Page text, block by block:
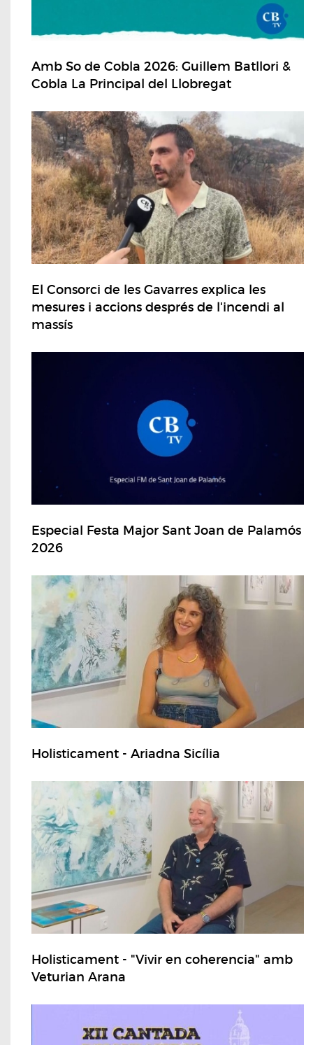
Amb So de Cobla 2026: Guillem Batllori &
Cobla La Principal del Llobregat
El Consorci de les Gavarres explica les
mesures i accions després de l'incendi al
massís
Especial Festa Major Sant Joan de Palamós
2026
Holisticament - Ariadna Sicília
Holisticament - "Vivir en coherencia" amb
Veturian Arana